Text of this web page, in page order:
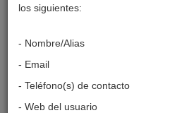
los siguientes:
- Nombre/Alias
- Email
- Teléfono(s) de contacto
- Web del usuario
Manoteras,
garaje.